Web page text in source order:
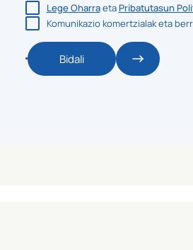
Lege Oharraeta Pribatutasun
Komunikazio komertzialak eta
Bidali